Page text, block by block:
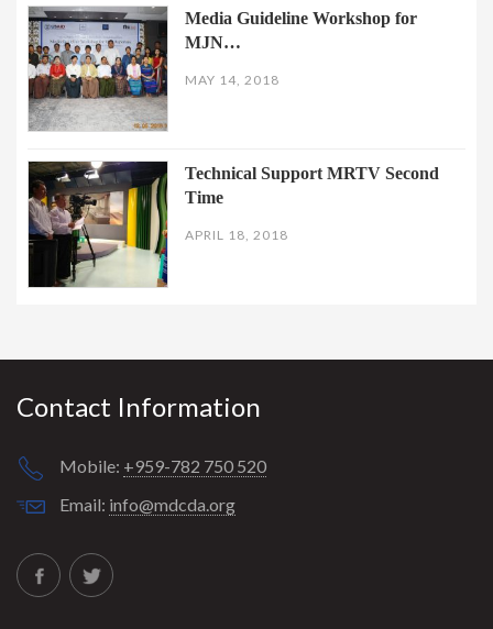
Media Guideline Workshop for
MJN…
MAY 14, 2018
Technical Support MRTV Second
Time
APRIL 18, 2018
Contact Information
Mobile: +959-782 750 520
Email: info@mdcda.org